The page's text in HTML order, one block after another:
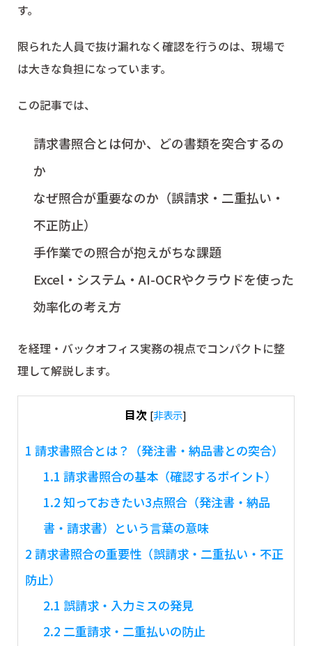
す。
限られた人員で抜け漏れなく確認を行うのは、現場で
は大きな負担になっています。
この記事では、
請求書照合とは何か、どの書類を突合するの
か
なぜ照合が重要なのか（誤請求・二重払い・
不正防止）
手作業での照合が抱えがちな課題
Excel・システム・AI-OCRやクラウドを使った
効率化の考え方
を経理・バックオフィス実務の視点でコンパクトに整
理して解説します。
目次 [非表示]
1 請求書照合とは？（発注書・納品書との突合）
1.1 請求書照合の基本（確認するポイント）
1.2 知っておきたい3点照合（発注書・納品
書・請求書）という言葉の意味
2 請求書照合の重要性（誤請求・二重払い・不正
防止）
2.1 誤請求・入力ミスの発見
2.2 二重請求・二重払いの防止